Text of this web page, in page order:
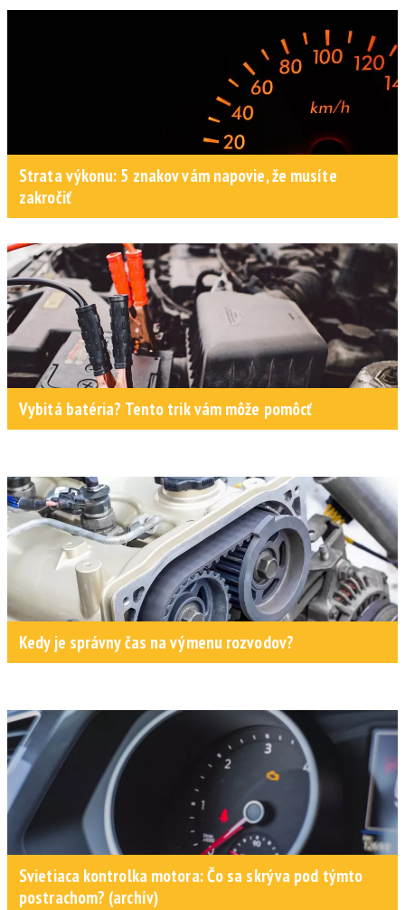
Strata výkonu: 5 znakov vám napovie, že musíte
zakročiť
Vybitá batéria? Tento trik vám môže pomôcť
Kedy je správny čas na výmenu rozvodov?
Svietiaca kontrolka motora: Čo sa skrýva pod týmto
postrachom? (archív)